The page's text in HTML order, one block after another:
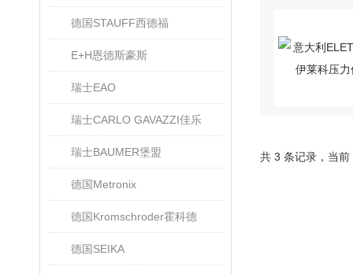
德国STAUFF西德福
E+H恩德斯豪斯
瑞士EAO
瑞士CARLO GAVAZZI佳乐
瑞士BAUMER堡盟
德国Metronix
德国Kromschroder霍科德
德国SEIKA
共 3 条记录，当